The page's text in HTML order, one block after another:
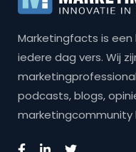
Marketingfacts is
iedere dag vers. Wij
podcasts, blogs,
marketingcommunity